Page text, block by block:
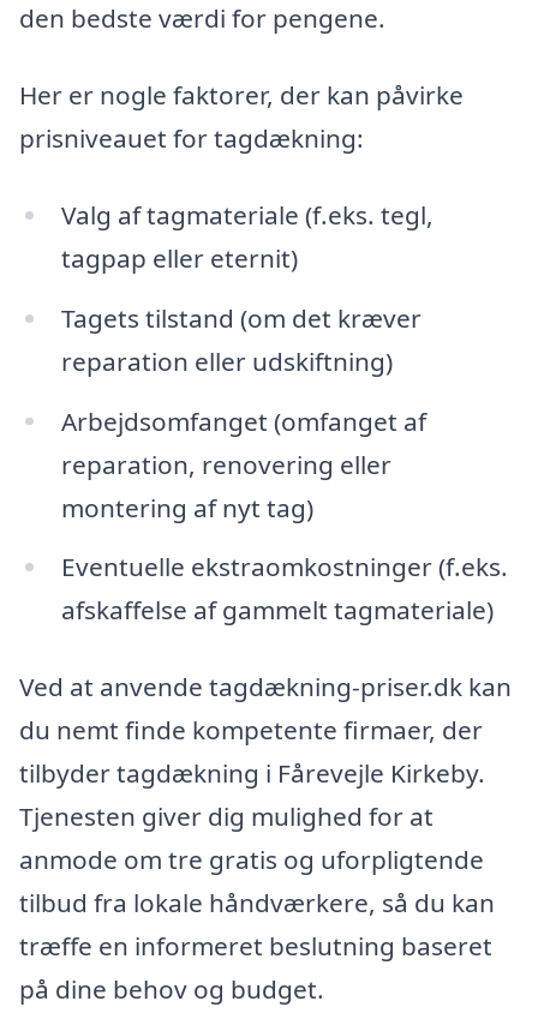
den bedste værdi for pengene.
Her er nogle faktorer, der kan påvirke
prisniveauet for tagdækning:
Valg af tagmateriale (f.eks. tegl,
tagpap eller eternit)
Tagets tilstand (om det kræver
reparation eller udskiftning)
Arbejdsomfanget (omfanget af
reparation, renovering eller
montering af nyt tag)
Eventuelle ekstraomkostninger (f.eks.
afskaffelse af gammelt tagmateriale)
Ved at anvende tagdækning-priser.dk kan
du nemt finde kompetente firmaer, der
tilbyder tagdækning i Fårevejle Kirkeby.
Tjenesten giver dig mulighed for at
anmode om tre gratis og uforpligtende
tilbud fra lokale håndværkere, så du kan
træffe en informeret beslutning baseret
på dine behov og budget.